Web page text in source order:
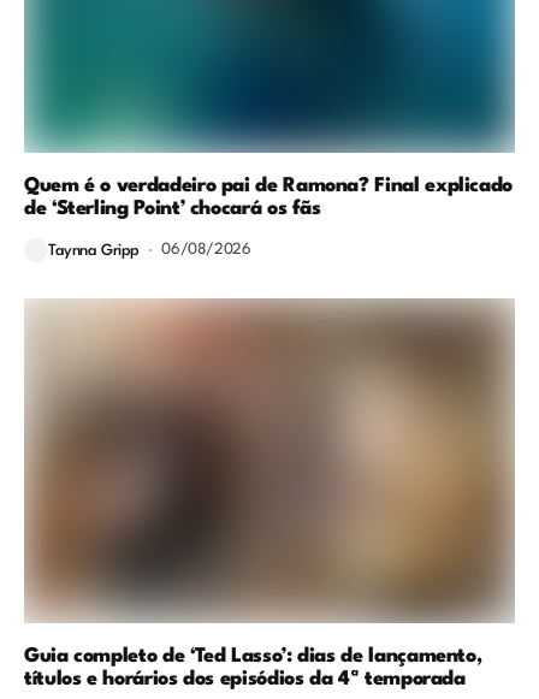
Quem é o verdadeiro pai de Ramona? Final explicado
de ‘Sterling Point’ chocará os fãs
Taynna Gripp 06/08/2026
Guia completo de ‘Ted Lasso’: dias de lançamento,
títulos e horários dos episódios da 4ª temporada